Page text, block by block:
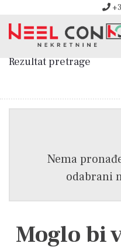
Rezultat pretrage
Nema
odabrani
Moglo bi